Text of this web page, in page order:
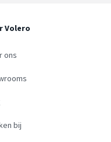
Volero
ons
bij